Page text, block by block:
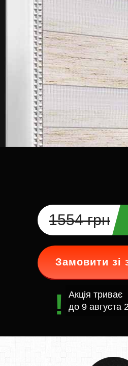
1554 грн
Замовити зі
Акція триває
до 9 августа